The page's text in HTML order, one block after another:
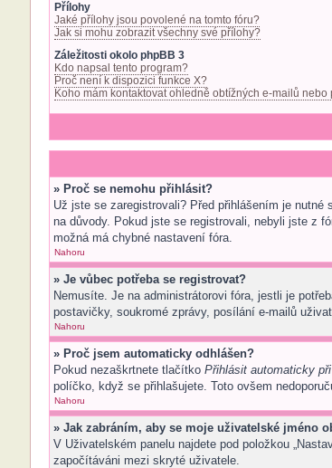
Přílohy
Jaké přílohy jsou povolené na tomto fóru?
Jak si mohu zobrazit všechny své přílohy?
Záležitosti okolo phpBB 3
Kdo napsal tento program?
Proč není k dispozici funkce X?
Koho mám kontaktovat ohledně obtížných e-mailů
» Proč se nemohu přihlásit?
Už jste se zaregistrovali? Před přihlášením je
na důvody. Pokud jste se registrovali, nebyli jste z
možná má chybné nastavení fóra.
Nahoru
» Je vůbec potřeba se registrovat?
Nemusíte. Je na administrátorovi fóra, jestli je
postavičky, soukromé zprávy, posílání e-mailů
Nahoru
» Proč jsem automaticky odhlášen?
Pokud nezaškrtnete tlačítko Přihlásit automaticky
políčko, když se přihlašujete. Toto ovšem
Nahoru
» Jak zabráním, aby se moje uživatelské jméno
V Uživatelském panelu najdete pod položkou
započítáváni mezi skryté uživatele.